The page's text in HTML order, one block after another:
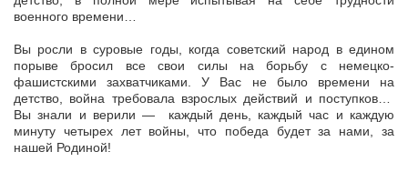
военного времени…
Вы росли в суровые годы, когда советский народ в едином
порыве бросил все свои силы на борьбу с немецко-
фашистскими захватчиками. У Вас не было времени на
детство, война требовала взрослых действий и поступков…
Вы знали и верили — каждый день, каждый час и каждую
минуту четырех лет войны, что победа будет за нами, за
нашей Родиной!